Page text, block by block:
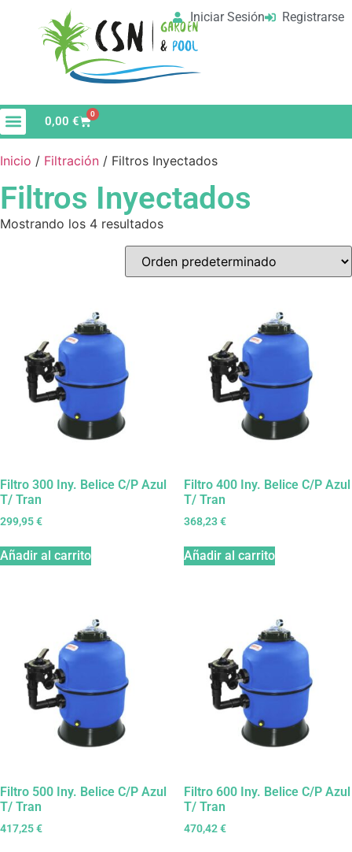
Iniciar Sesión Registrarse
0,00 €
0
Inicio / Filtración / Filtros Inyectados
Filtros Inyectados
Mostrando los 4 resultados
Filtro 300 Iny. Belice C/P Azul
T/ Tran
299,95€
Añadir al carrito
Filtro 400 Iny. Belice C/P Azul
T/ Tran
368,23€
Añadir al carrito
Filtro 500 Iny. Belice C/P Azul
T/ Tran
417,25€
Filtro 600 Iny. Belice C/P Azul
T/ Tran
470,42€